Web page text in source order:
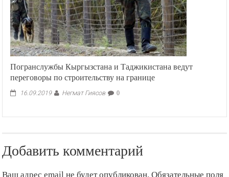
Погранслужбы Кыргызстана и Таджикистана ведут
переговоры по строительству на границе
16.09.2019 Негмат Гиясов 0
Добавить комментарий
Ваш адрес email не будет опубликован. Обязательные поля